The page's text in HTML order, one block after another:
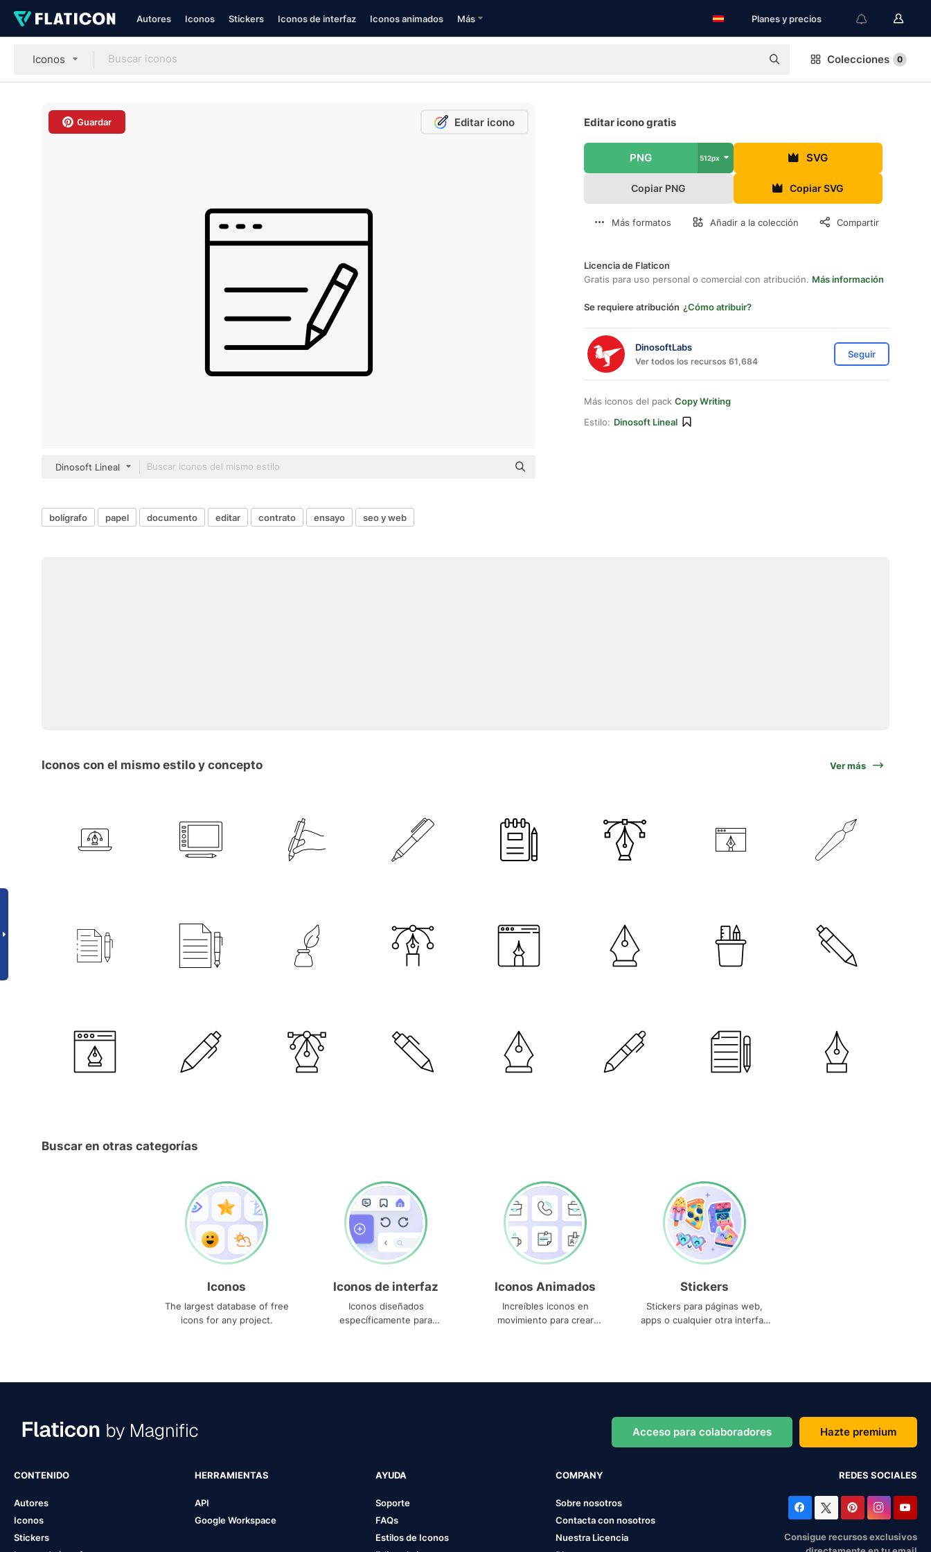
Autores Iconos Stickers Iconos de interfaz Iconos animados Más Planes y precios
Iconos Colecciones 0
Guardar Editar icono
Dinosoft Lineal
Editar icono gratis
PNG 512px SVG
Copiar PNG Copiar SVG
Más formatos Añadir a la colección Compartir
Licencia de Flaticon
Gratis para uso personal o comercial con atribución. Más información
Se requiere atribución ¿Cómo atribuir?
DinosoftLabs
Ver todos los recursos 61,684
Seguir
Más iconos del pack Copy Writing
Estilo: Dinosoft Lineal
bolígrafo papel documento editar contrato ensayo seo y web
Iconos con el mismo estilo y concepto Ver más
Buscar en otras categorías
Iconos
The largest database of free
icons for any project.
Iconos de interfaz
Iconos diseñados
específicamente para
Iconos Animados
Increíbles iconos en
movimiento para crear
Stickers
Stickers para páginas web,
apps o cualquier otra interfaz
Acceso para colaboradores Hazte premium
CONTENIDO
Autores
Iconos
Stickers
HERRAMIENTAS
API
Google Workspace
AYUDA
Soporte
FAQs
Estilos de Iconos
COMPANY
Sobre nosotros
Contacta con nosotros
Nuestra Licencia
REDES SOCIALES
Consigue recursos exclusivos